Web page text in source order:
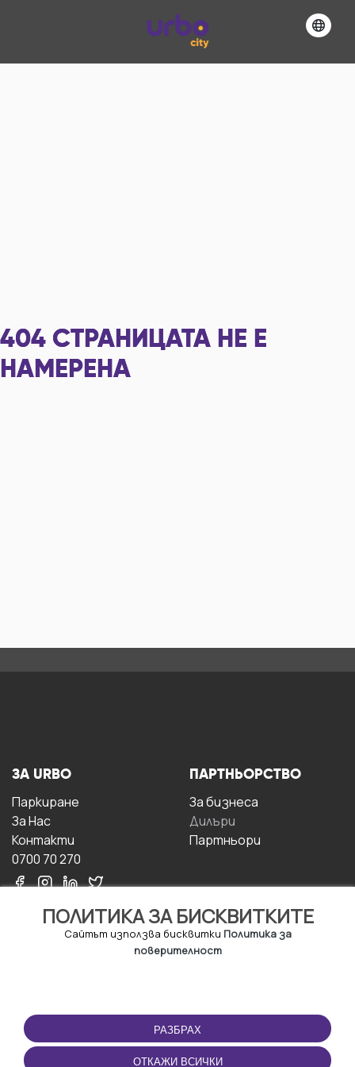
404 СТРАНИЦАТА НЕ Е
НАМЕРЕНА
ПОЛИТИКА ЗА БИСКВИТКИТЕ
Сайтът използва бисквитки Политика за
поверителност
РАЗБРАХ
ОТКАЖИ ВСИЧКИ
ЗА URBO
Паркиране
За Hас
Контакти
0700 70 270
ПАРТНЬОРСТВО
За бизнесa
Дилъри
Партньори
ПОЛЗВАНЕ
Правила и условия за
ползване
ПРИЛОЖЕНИЕТО